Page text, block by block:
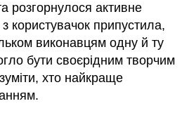
розгорнулося активне
користувачок припустила,
виконавцям одну й ту
бути своєрідним творчим
хто найкраще